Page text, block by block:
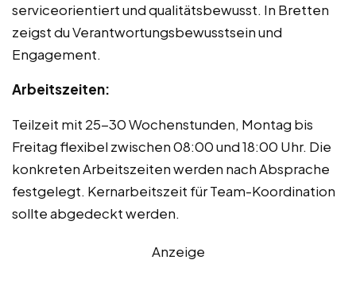
serviceorientiert und qualitätsbewusst. In Bretten
zeigst du Verantwortungsbewusstsein und
Engagement.
Arbeitszeiten:
Teilzeit mit 25-30 Wochenstunden, Montag bis
Freitag flexibel zwischen 08:00 und 18:00 Uhr. Die
konkreten Arbeitszeiten werden nach Absprache
festgelegt. Kernarbeitszeit für Team-Koordination
sollte abgedeckt werden.
Anzeige